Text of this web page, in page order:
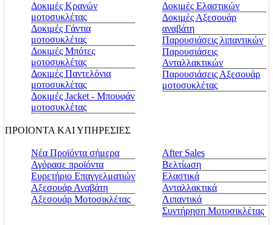
Δοκιμές Κρανών
μοτοσυκλέτας
Δοκιμές Γάντια
μοτοσυκλέτας
Δοκιμές Μπότες
μοτοσυκλέτας
Δοκιμές Παντελόνια
μοτοσυκλέτας
Δοκιμές Jacket - Μπουφάν
μοτοσυκλέτας
Δοκιμές Ελαστικών
Δοκιμές Αξεσουάρ
αναβάτη
Παρουσιάσεις λιπαντικών
Παρουσιάσεις
Ανταλλακτικών
Παρουσιάσεις Αξεσουάρ
μοτοσυκλέτας
ΠΡΟΙΟΝΤΑ ΚΑΙ ΥΠΗΡΕΣΙΕΣ
Νέα Προϊόντα σήμερα
Αγόρασε προϊόντα
Ευρετήριο Επαγγελματιών
Αξεσουάρ Αναβάτη
Αξεσουάρ Μοτοσικλέτας
Αfter Sales
Βελτίωση
Ελαστικά
Ανταλλακτικά
Λιπαντικά
Συντήρηση Μοτοσικλέτας